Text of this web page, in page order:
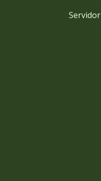
Servidor